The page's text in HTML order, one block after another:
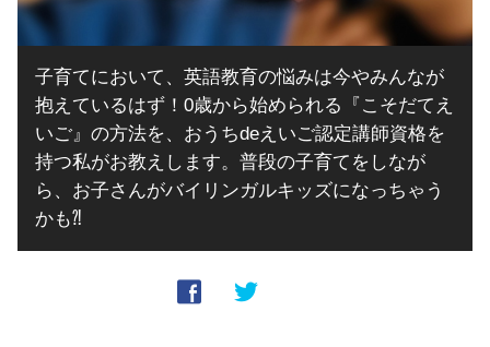
子育てにおいて、英語教育の悩みは今やみんなが
抱えているはず！0歳から始められる『こそだてえ
いご』の方法を、おうちdeえいご認定講師資格を
持つ私がお教えします。普段の子育てをしなが
ら、お子さんがバイリンガルキッズになっちゃう
かも⁈